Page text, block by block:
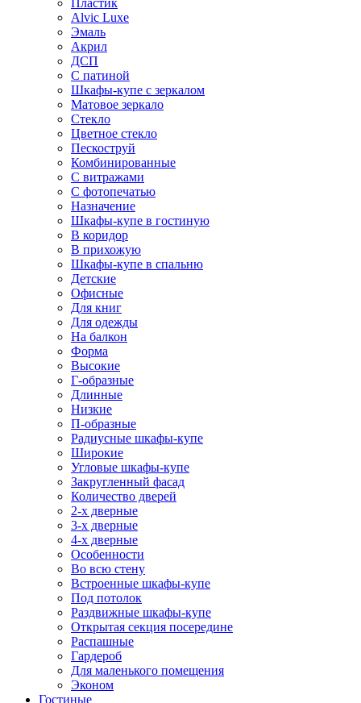
Пластик
Alvic Luxe
Эмаль
Акрил
ДСП
С патиной
Шкафы-купе с зеркалом
Матовое зеркало
Стекло
Цветное стекло
Пескоструй
Комбинированные
С витражами
С фотопечатью
Назначение
Шкафы-купе в гостиную
В коридор
В прихожую
Шкафы-купе в спальню
Детские
Офисные
Для книг
Для одежды
На балкон
Форма
Высокие
Г-образные
Длинные
Низкие
П-образные
Радиусные шкафы-купе
Широкие
Угловые шкафы-купе
Закругленный фасад
Количество дверей
2-х дверные
3-х дверные
4-х дверные
Особенности
Во всю стену
Встроенные шкафы-купе
Под потолок
Раздвижные шкафы-купе
Открытая секция посередине
Распашные
Гардероб
Для маленького помещения
Эконом
Гостиные